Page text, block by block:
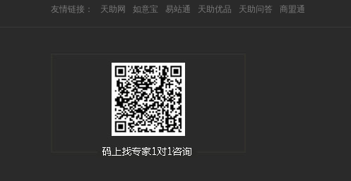
友情链接： 天助网 如意宝 易站通 天助优品 天助问答 商盟通